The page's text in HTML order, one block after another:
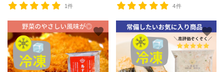
1件 4件
favorite favorite
カテゴリー
検索する